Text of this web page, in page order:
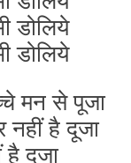
डोलिये
डोलिये
मन से पूजा
है दूजा
दूजा